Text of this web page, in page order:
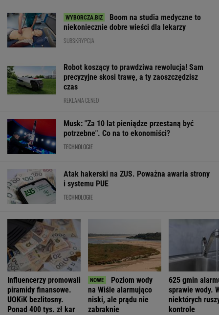
Boom na studia medyczne to
niekoniecznie dobre wieści dla lekarzy
SUBSKRYPCJA
Robot koszący to prawdziwa rewolucja! Sam
precyzyjne skosi trawę, a ty zaoszczędzisz
czas
REKLAMA CENEO
Musk: "Za 10 lat pieniądze przestaną być
potrzebne". Co na to ekonomiści?
TECHNOLOGIE
Atak hakerski na ZUS. Poważna awaria strony
i systemu PUE
TECHNOLOGIE
Influencerzy promowali
piramidy finansowe.
UOKiK bezlitosny.
Ponad 400 tys. zł kar
Poziom wody
na Wiśle alarmująco
niski, ale prądu nie
zabraknie
625 gmin
sprawie wody.
niektórych
kontrole